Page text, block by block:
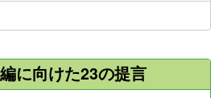
に向けた23の提言